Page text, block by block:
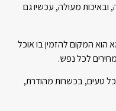
ובאיכות מעולה, עכשיו גם
הוא המקום להזמין בו אוכל
לכל נפש.
טעים, בכשרות מהודרת,